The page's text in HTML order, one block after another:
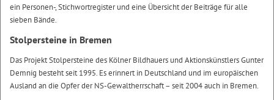
ein Personen-, Stichwortregister und eine Übersicht der Beiträge für alle
sieben Bände.
Stolpersteine in Bremen
Das Projekt Stolpersteine des Kölner Bildhauers und Aktionskünstlers Gunter
Demnig besteht seit 1995. Es erinnert in Deutschland und im europäischen
Ausland an die Opfer der NS-Gewaltherrschaft – seit 2004 auch in Bremen.